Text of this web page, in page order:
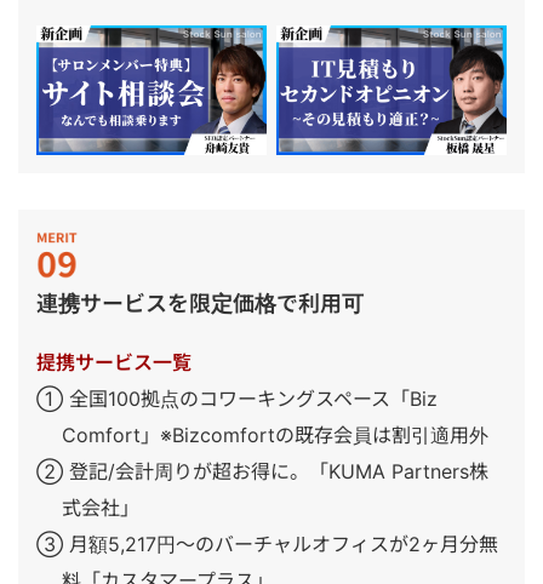
連携サービスを限定価格で利用可
提携サービス一覧
① 全国100拠点のコワーキングスペース「Biz
Comfort」※Bizcomfortの既存会員は割引適用外
② 登記/会計周りが超お得に。「KUMA Partners株
式会社」
③ 月額5,217円～のバーチャルオフィスが2ヶ月分無